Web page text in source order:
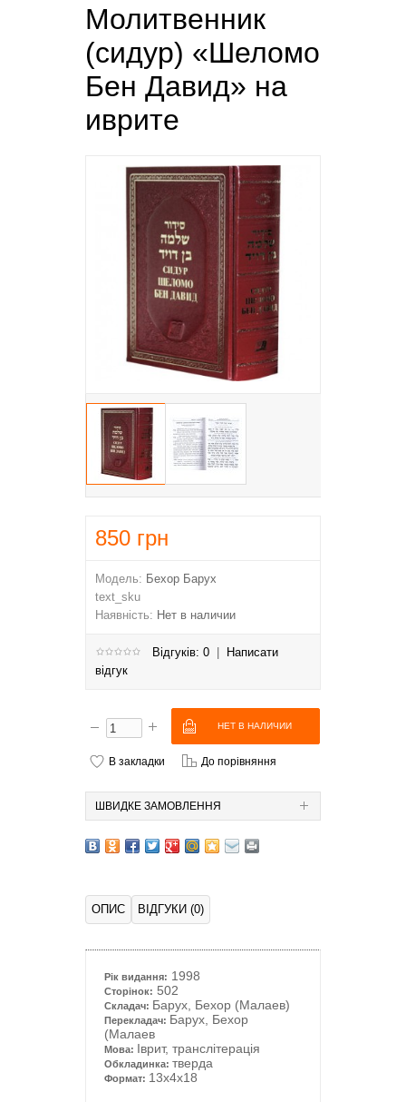
Молитвенник
(сидур) «Шеломо
Бен Давид» на
иврите
850 грн
Модель: Бехор Барух
text_sku
Наявність: Нет в наличии
Відгуків: 0
Написати
відгук
В закладки До порівняння
ШВИДКЕ ЗАМОВЛЕННЯ
ОПИС ВІДГУКИ (0)
Рік видання: 1998
Сторінок: 502
Складач: Барух, Бехор (Малаев)
Перекладач: Барух, Бехор
(Малаев
Мова: Іврит, транслітерація
Обкладинка: тверда
Формат: 13x4x18